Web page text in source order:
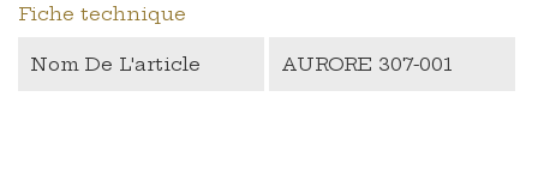
Fiche technique
Nom De L'article AURORE 307-001